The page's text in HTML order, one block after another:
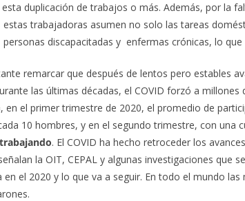
duplicación de trabajos o más. Además, por la
estas trabajadoras asumen no solo las tareas
personas discapacitadas y enfermas crónicas, lo
remarcar que después de lentos pero estables
las últimas décadas, el COVID forzó a
en el primer trimestre de 2020, el promedio de
10 hombres, y en el segundo trimestre, con una
. El COVID ha hecho retroceder los
la OIT, CEPAL y algunas investigaciones que
en el 2020 y lo que va a seguir. En todo el mundo las